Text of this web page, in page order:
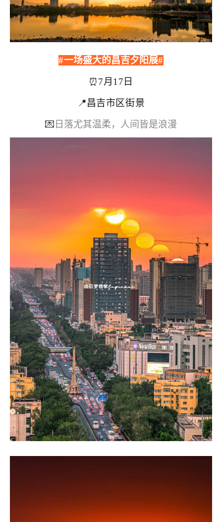
#一场盛大的昌吉夕阳展#
⏰7月17日
📍昌吉市区街景
💌 日落尤其温柔，人间皆是浪漫